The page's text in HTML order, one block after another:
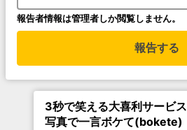
報告者情報は管理者しか閲覧しません。
報告する
3秒で笑える大喜利サービス
写真で一言ボケて(bokete)